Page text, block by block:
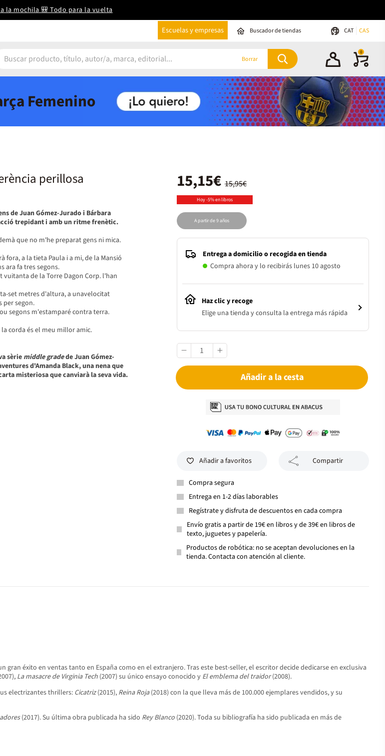
la mochila 🎒 Todo para la vuelta
Escuelas y empresas Buscador de tiendas CAT CAS
Borrar
0
Femenino
perillosa
de Juan Gómez-Jurado i Bárbara
trepidant i amb un ritme frenètic.
que no m'he preparat gens ni mica.
fora, a la tieta Paula i a mi, de la Mansió
ara fa tres segons.
vuitanta de la Torre Dagon Corp. l'han
set metres d'altura, a unavelocitat
per segon.
segons m'estamparé contra terra.
corda és el meu millor amic.
sèrie middle gradede Juan Gómez-
d'Amanda Black, una nena que
misteriosa que canviarà la seva vida.
15,95€
15,15€
Hoy -5% en libros
A partir de 9 años
Entrega a domicilio o recogida en tienda
Compra ahora y lo recibirás lunes 10 agosto
Haz clic y recoge
Elige una tienda y consulta la entrega más rápida
Añadir a la cesta
Añadir a favoritos Compartir
Compra segura
Entrega en 1-2 días laborables
Regístrate y disfruta de descuentos en cada compra
Envío gratis a partir de 19€ en libros y de 39€ en libros de
texto, juguetes y papelería.
Productos de robótica: no se aceptan devoluciones en la
tienda. Contacta con atención al cliente.
gran éxito en ventas tanto en España como en el extranjero. Tras este best-seller, el escritor decide dedicarse en exclusiva
La masacre de Virginia Tech (2007) su único ensayo conocido y El emblema del traidor(2008).
electrizantes thrillers: Cicatriz(2015), Reina Roja(2018) con la que lleva más de 100.000 ejemplares vendidos, y su
(2017). Su última obra publicada ha sido Rey Blanco (2020). Toda su bibliografía ha sido publicada en más de